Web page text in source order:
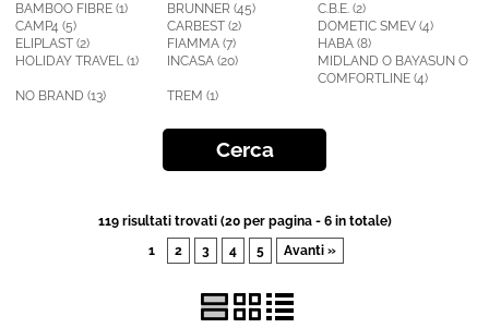
Rimorchi
Nautica
Convenzioni
La nostra Officina
BAMBOO FIBRE (1) BRUNNER (45)
C.B.E. (2)
CAMP4 (5)
CARBEST (2)
DOMETIC SMEV (4)
ELIPLAST (2)
FIAMMA (7)
HABA (8)
HOLIDAY TRAVEL (1)
INCASA (20)
MIDLAND O BAYASUN O
COMFORTLINE (4)
NO BRAND (13)
TREM (1)
119 risultati trovati (20 per pagina - 6 in totale)
1
2 3 4 5 Avanti »